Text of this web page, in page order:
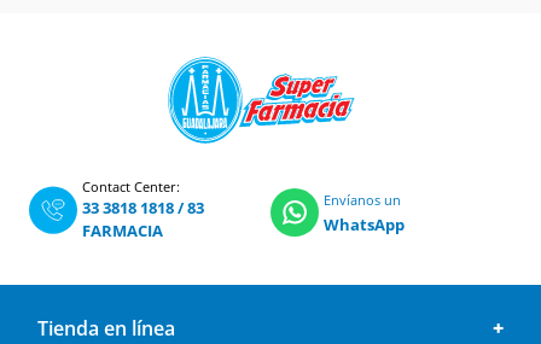
Contact Center:
33 3818 1818/83
FARMACIA
Envíanos un
WhatsApp
Tienda en línea